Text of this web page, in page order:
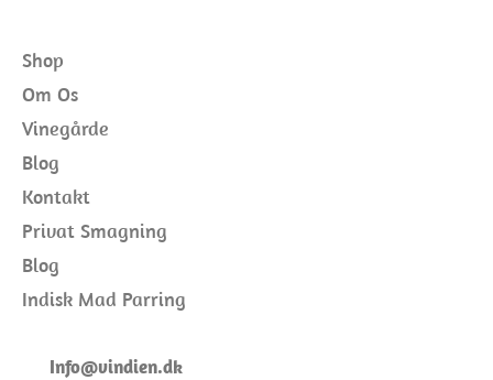
Shop
Om Os
Vinegårde
Blog
Kontakt
Privat Smagning
Blog
Indisk Mad Parring
Info@vindien.dk